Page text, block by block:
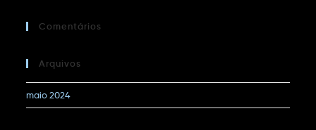
Comentários
Arquivos
maio 2024